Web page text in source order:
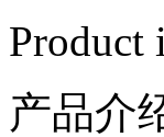
Product
产品介